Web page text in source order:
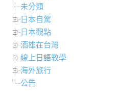
未分類
日本自駕
日本觀點
酒雄在台灣
線上日語教學
海外旅行
公告